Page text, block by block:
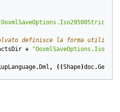
definisce la forma utilizzando
+
. Dml , ((Shape)doc.